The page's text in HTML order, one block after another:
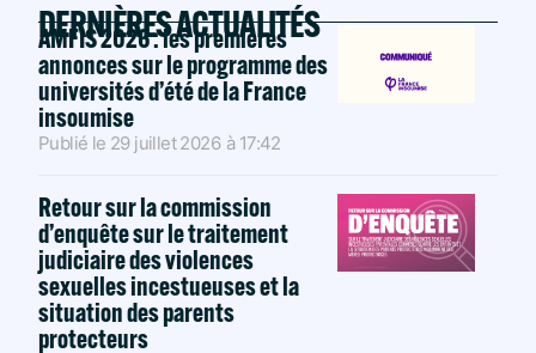
DERNIÈRES ACTUALITÉS
AMFIS 2026 : les premières
annonces sur le programme des
universités d’été de la France
insoumise
Publié le 29 juillet 2026 à 17:42
Retour sur la commission
d’enquête sur le traitement
judiciaire des violences
sexuelles incestueuses et la
situation des parents
protecteurs